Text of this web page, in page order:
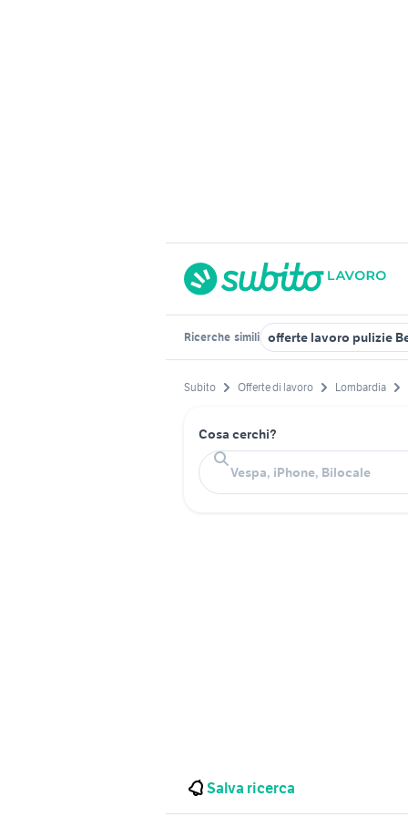
Ricerche simili offerte lavoro pulizie
Subito Offerte di lavoro Lombardia
Cosa cerchi?
Salva ricerca